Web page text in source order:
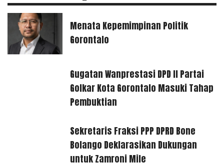
Menata Kepemimpinan Politik
Gorontalo
Gugatan Wanprestasi DPD II Partai
Golkar Kota Gorontalo Masuki Tahap
Pembuktian
Sekretaris Fraksi PPP DPRD Bone
Bolango Deklarasikan Dukungan
untuk Zamroni Mile